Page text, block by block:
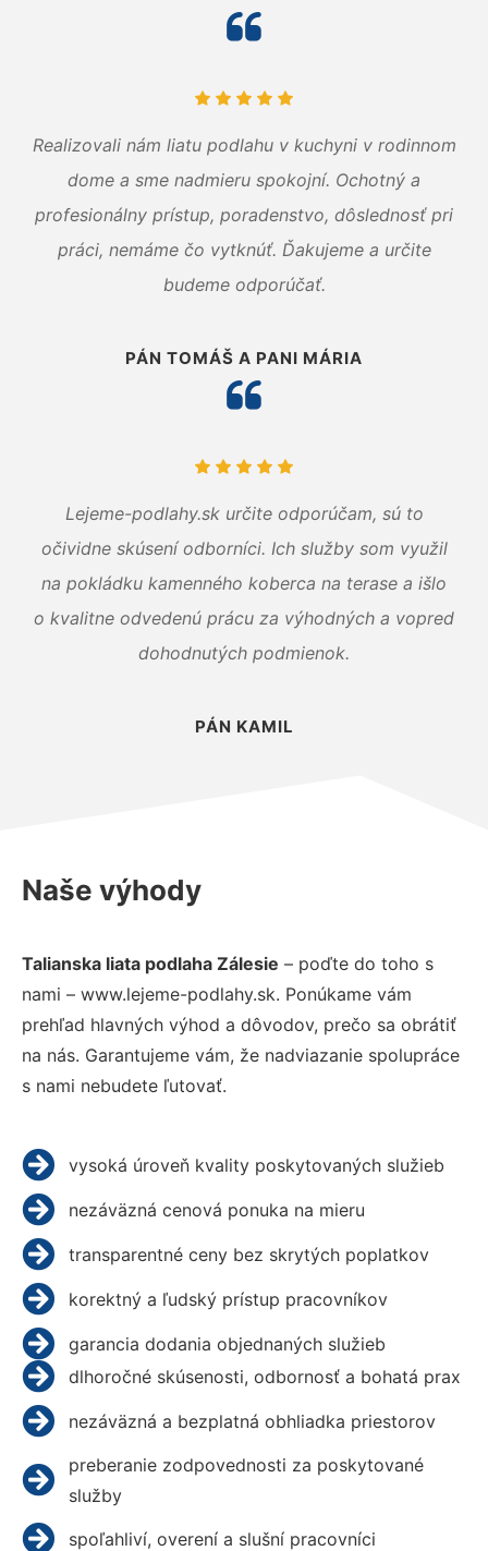
Realizovali nám liatu podlahu v kuchyni v rodinnom
dome a sme nadmieru spokojní. Ochotný a
profesionálny prístup, poradenstvo, dôslednosť pri
práci, nemáme čo vytknúť. Ďakujeme a určite
budeme odporúčať.
PÁN TOMÁŠ A PANI MÁRIA
Lejeme-podlahy.sk určite odporúčam, sú to
očividne skúsení odborníci. Ich služby som využil
na pokládku kamenného koberca na terase a išlo
o kvalitne odvedenú prácu za výhodných a vopred
dohodnutých podmienok.
PÁN KAMIL
Naše výhody
Talianska liata podlaha Zálesie – poďte do toho s
nami – www.lejeme-podlahy.sk. Ponúkame vám
prehľad hlavných výhod a dôvodov, prečo sa obrátiť
na nás. Garantujeme vám, že nadviazanie spolupráce
s nami nebudete ľutovať.
vysoká úroveň kvality poskytovaných služieb
nezáväzná cenová ponuka na mieru
transparentné ceny bez skrytých poplatkov
korektný a ľudský prístup pracovníkov
garancia dodania objednaných služieb
dlhoročné skúsenosti, odbornosť a bohatá prax
nezáväzná a bezplatná obhliadka priestorov
preberanie zodpovednosti za poskytované
služby
spoľahliví, overení a slušní pracovníci